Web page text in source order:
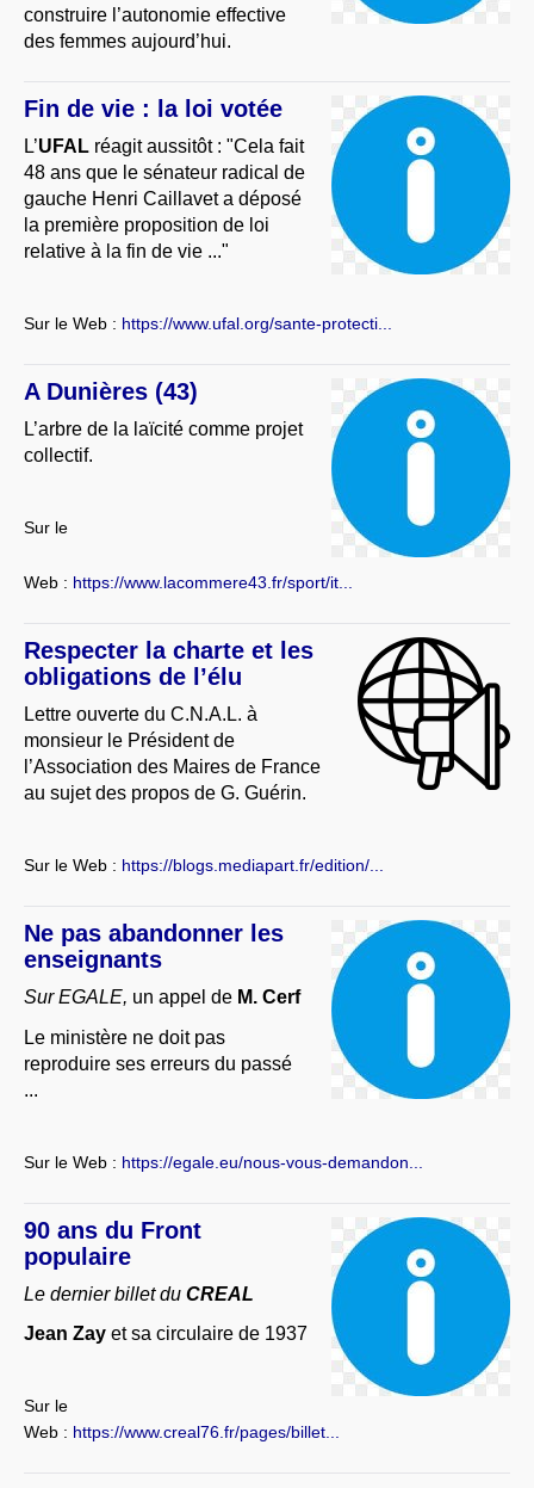
construire l’autonomie effective
des femmes aujourd’hui.
Fin de vie : la loi votée
L’UFAL réagit aussitôt : "Cela fait
48 ans que le sénateur radical de
gauche Henri Caillavet a déposé
la première proposition de loi
relative à la fin de vie ..."
Sur le Web : https://www.ufal.org/sante-protecti...
A Dunières (43)
L’arbre de la laïcité comme projet
collectif.
Sur le
Web : https://www.lacommere43.fr/sport/it...
Respecter la charte et les
obligations de l’élu
Lettre ouverte du C.N.A.L. à
monsieur le Président de
l’Association des Maires de France
au sujet des propos de G. Guérin.
Sur le Web : https://blogs.mediapart.fr/edition/...
Ne pas abandonner les
enseignants
Sur EGALE, un appel de M. Cerf
Le ministère ne doit pas
reproduire ses erreurs du passé
...
Sur le Web : https://egale.eu/nous-vous-demandon...
90 ans du Front
populaire
Le dernier billet du CREAL
Jean Zay et sa circulaire de 1937
Sur le
Web : https://www.creal76.fr/pages/billet...